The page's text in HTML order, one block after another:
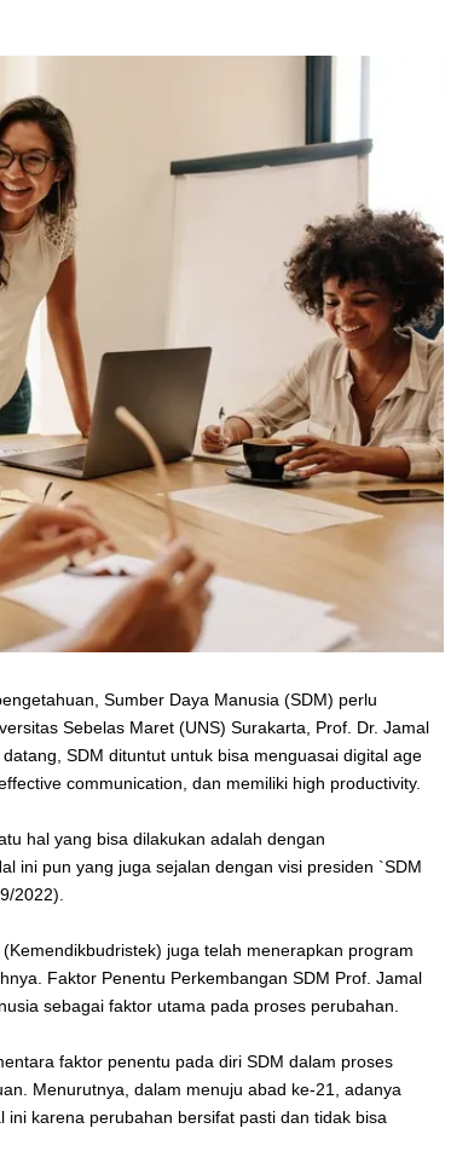
Sumber Daya Manusia (SDM) perlu
Sebelas Maret (UNS) Surakarta, Prof. Dr. Jamal
SDM dituntut untuk bisa menguasai digital age
communication, dan memiliki high productivity.
hal yang bisa dilakukan adalah dengan
ini pun yang juga sejalan dengan visi presiden `SDM
2022).
juga telah menerapkan program
Faktor Penentu Perkembangan SDM Prof. Jamal
sebagai faktor utama pada proses perubahan.
faktor penentu pada diri SDM dalam proses
Menurutnya, dalam menuju abad ke-21, adanya
karena perubahan bersifat pasti dan tidak bisa